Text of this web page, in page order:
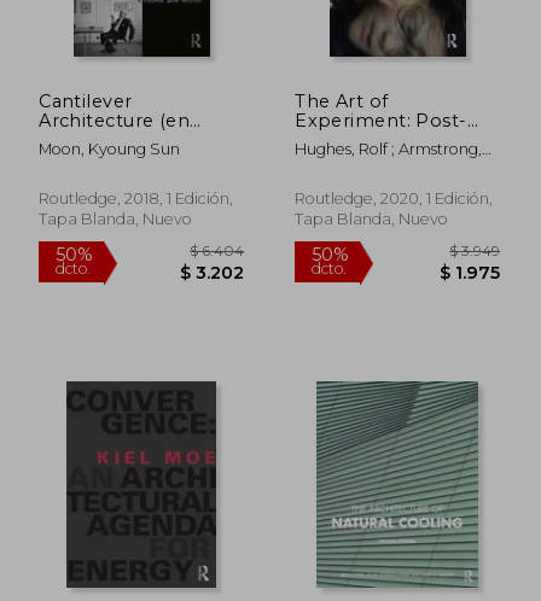
Cantilever
Architecture (en
Inglés)
Moon, Kyoung Sun
Routledge, 2018, 1 Edición,
Tapa Blanda, Nuevo
The Art of
Experiment: Post-
Pandemic Knowledge
Practices for 21st
and Design (en
Inglés)
Hughes, Rolf ; Armstrong,
Routledge, 2020, 1 Edición,
Tapa Blanda, Nuevo